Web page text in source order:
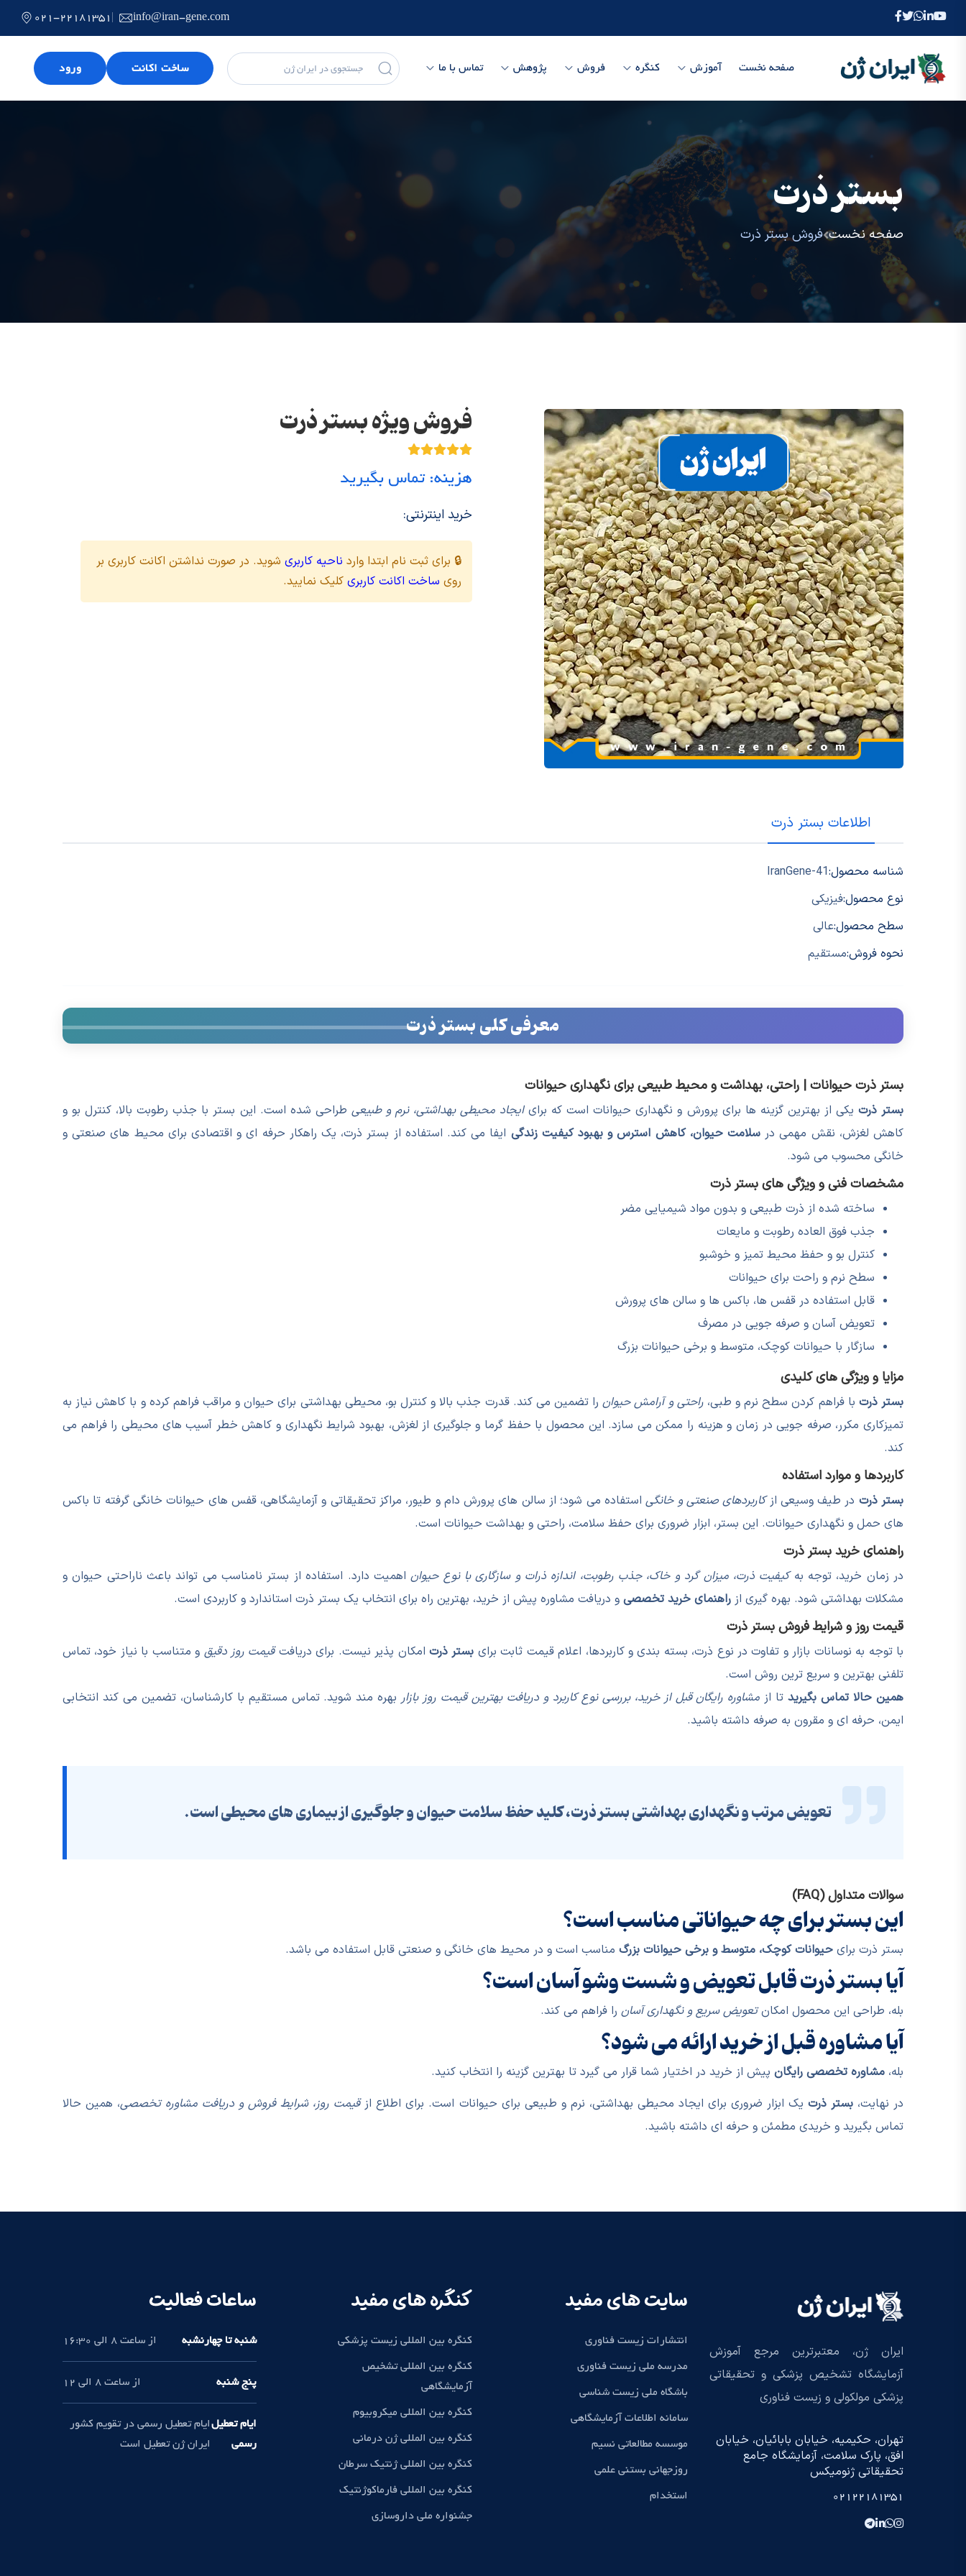
021-22181351 info@iran-gene.com
صفحه نخست آموزش کنگره فروش پژوهش تماس با ما ساخت اکانت ورود
بستر ذرت
صفحه نخست فروش بستر ذرت
فروش ویژه بستر ذرت
هزینه: تماس بگیرید
خرید اینترنتی:
🔒 برای ثبت نام ابتدا وارد ناحیه کاربری شوید. در صورت نداشتن اکانت کاربری بر
روی ساخت اکانت کاربری کلیک نمایید.
اطلاعات بستر ذرت
شناسه محصول:IranGene-41
نوع محصول:فیزیکی
سطح محصول:عالی
نحوه فروش:مستقیم
معرفی کلی بستر ذرت
بستر ذرت حیوانات | راحتی، بهداشت و محیط طبیعی برای نگهداری حیوانات
بستر ذرت یکی از بهترین گزینه ها برای پرورش و نگهداری حیوانات است که برایایجاد محیطی بهداشتی، نرم و طبیعی طراحی شده است. این بستر با جذب رطوبت بالا، کنترل بو و
کاهش لغزش، نقش مهمی در سلامت حیوان، کاهش استرس و بهبود کیفیت زندگی ایفا می کند. استفاده از بستر ذرت، یک راهکار حرفه ای و اقتصادی برای محیط های صنعتی و
خانگی محسوب می شود.
مشخصات فنی و ویژگی های بستر ذرت
ساخته شده از ذرت طبیعی و بدون مواد شیمیایی مضر
جذب فوق العاده رطوبت و مایعات
کنترل بو و حفظ محیط تمیز و خوشبو
سطح نرم و راحت برای حیوانات
قابل استفاده در قفس ها، باکس ها و سالن های پرورش
تعویض آسان و صرفه جویی در مصرف
سازگار با حیوانات کوچک، متوسط و برخی حیوانات بزرگ
مزایا و ویژگی های کلیدی
بستر ذرت با فراهم کردن سطح نرم و طبی،راحتی و آرامش حیوانرا تضمین می کند. قدرت جذب بالا و کنترل بو، محیطی بهداشتی برای حیوان و مراقب فراهم کرده و با کاهش نیاز به
تمیزکاری مکرر، صرفه جویی در زمان و هزینه را ممکن می سازد. این محصول با حفظ گرما و جلوگیری از لغزش، بهبود شرایط نگهداری و کاهش خطر آسیب های محیطی را فراهم می
کند.
کاربردها و موارد استفاده
بستر ذرت در طیف وسیعی ازکاربردهای صنعتی و خانگیاستفاده می شود؛ از سالن های پرورش دام و طیور، مراکز تحقیقاتی و آزمایشگاهی، قفس های حیوانات خانگی گرفته تا باکس
های حمل و نگهداری حیوانات. این بستر، ابزار ضروری برای حفظ سلامت، راحتی و بهداشت حیوانات است.
راهنمای خرید بستر ذرت
در زمان خرید، توجه بهکیفیت ذرت، میزان گرد و خاک، جذب رطوبت، اندازه ذرات و سازگاری با نوع حیواناهمیت دارد. استفاده از بستر نامناسب می تواند باعث ناراحتی حیوان و
مشکلات بهداشتی شود. بهره گیری از راهنمای خرید تخصصی و دریافت مشاوره پیش از خرید، بهترین راه برای انتخاب یک بستر ذرت استاندارد و کاربردی است.
قیمت روز و شرایط فروش بستر ذرت
با توجه به نوسانات بازار و تفاوت در نوع ذرت، بسته بندی و کاربردها، اعلام قیمت ثابت برای بستر ذرت امکان پذیر نیست. برای دریافتقیمت روز دقیق و متناسب با نیاز خود، تماس
تلفنی بهترین و سریع ترین روش است.
همین حالا تماس بگیریدتا از مشاوره رایگان قبل از خرید، بررسی نوع کاربرد و دریافت بهترین قیمت روز بازاربهره مند شوید. تماس مستقیم با کارشناسان، تضمین می کند انتخابی
ایمن، حرفه ای و مقرون به صرفه داشته باشید.
تعویض مرتب و نگهداری بهداشتی بستر ذرت، کلید حفظ سلامت حیوان و جلوگیری از بیماری های محیطی است.
سوالات متداول (FAQ)
این بستر برای چه حیواناتی مناسب است؟
بستر ذرت برای حیوانات کوچک، متوسط و برخی حیوانات بزرگ مناسب است و در محیط های خانگی و صنعتی قابل استفاده می باشد.
آیا بستر ذرت قابل تعویض و شست وشو آسان است؟
بله، طراحی این محصول امکانتعویض سریع و نگهداری آسان را فراهم می کند.
آیا مشاوره قبل از خرید ارائه می شود؟
بله، مشاوره تخصصی رایگان پیش از خرید در اختیار شما قرار می گیرد تا بهترین گزینه را انتخاب کنید.
در نهایت،بستر ذرت یک ابزار ضروری برای ایجاد محیطی بهداشتی، نرم و طبیعی برای حیوانات است. برای اطلاع ازقیمت روز، شرایط فروش و دریافت مشاوره تخصصی، همین حالا
تماس بگیرید و خریدی مطمئن و حرفه ای داشته باشید.
ایران ژن، معتبرترین مرجع آموزش
آزمایشگاه تشخیص پزشکی و تحقیقاتی
پزشکی مولکولی و زیست فناوری
تهران، حکیمیه، خیابان بابائیان، خیابان
افق، پارک سلامت، آزمایشگاه جامع
تحقیقاتی ژنومیکس
02122181351
سایت های مفید
انتشارات زیست فناوری
مدرسه ملی زیست فناوری
باشگاه ملی زیست شناسی
سامانه اطلاعات آزمایشگاهی
موسسه مطالعاتی نسیم
روزجهانی بستنی علمی
استخدام
کنگره های مفید
کنگره بین المللی زیست پزشکی
کنگره بین المللی تشخیص
آزمایشگاهی
کنگره بین المللی میکروبیوم
کنگره بین المللی ژن درمانی
کنگره بین المللی ژنتیک سرطان
کنگره بین المللی فارماکوژنتیک
جشنواره ملی داروسازی
ساعات فعالیت
شنبه تا چهارنشبه از ساعت 8 الی 16:30
پنج شنبه از ساعت 8 الی 12
ایام تعطیل
رسمی
ایام تعطیل رسمی در تقویم کشور
ایران ژن تعطیل است